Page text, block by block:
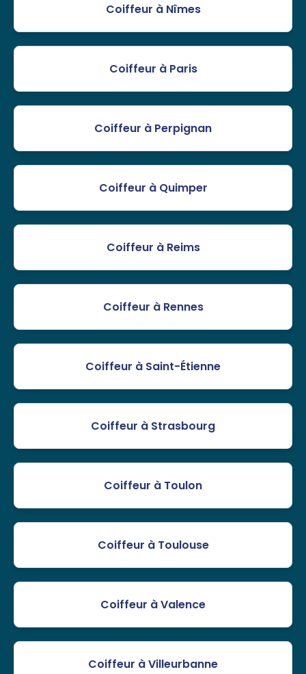
Coiffeur à Nîmes
Coiffeur à Paris
Coiffeur à Perpignan
Coiffeur à Quimper
Coiffeur à Reims
Coiffeur à Rennes
Coiffeur à Saint-Étienne
Coiffeur à Strasbourg
Coiffeur à Toulon
Coiffeur à Toulouse
Coiffeur à Valence
Coiffeur à Villeurbanne